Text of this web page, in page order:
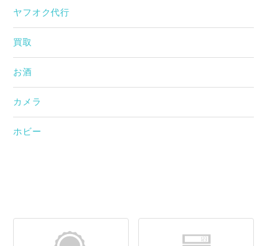
ヤフオク代行
買取
お酒
カメラ
ホビー